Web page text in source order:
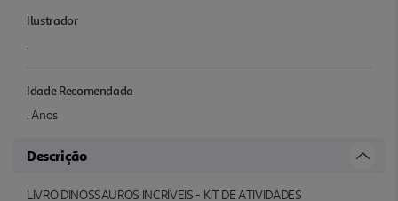
Ilustrador
.
Idade Recomendada
. Anos
Descrição
LIVRO DINOSSAUROS INCRÍVEIS - KIT DE ATIVIDADES